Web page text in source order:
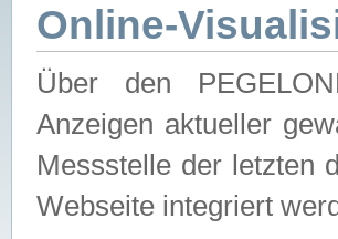
Online-
Über den
Anzeigen aktueller
Messstelle der letzten
Webseite integriert